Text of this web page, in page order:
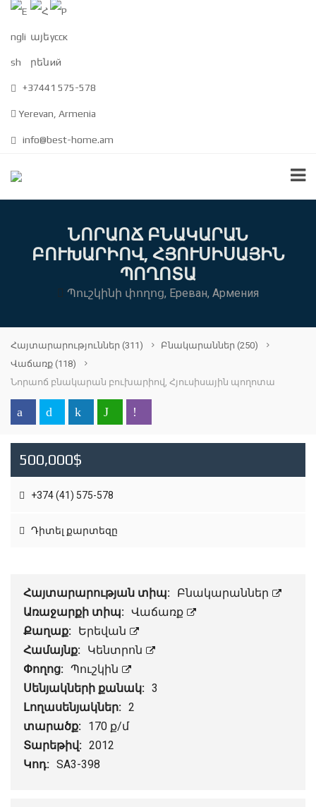
+37441 575-578
Yerevan, Armenia
info@best-home.am
ՆՈՐԱՈՃ ԲՆԱԿԱՐԱՆ
ԲՈՒԽԱՐԻՈՎ, ՀՅՈՒՍԻՍԱՅԻՆ
ՊՈՂՈՏԱ
Պուշկինի փողոց, Ереван, Армения
Հայտարարություններ (311) Բնակարաններ (250)
Վաճառք (118)
Նորաոճ բնակարան բուխարիով, Հյուսիսային պողոտա
500,000$
+374 (41) 575-578
Դիտել քարտեզը
Հայտարարության տիպ: Բնակարաններ
Առաջարքի տիպ: Վաճառք
Քաղաք: Երեվան
Համայնք: Կենտրոն
Փողոց: Պուշկին
Սենյակների քանակ: 3
Լողասենյակներ: 2
տարածք: 170 ք/մ
Տարեթիվ: 2012
Կոդ: SA3-398